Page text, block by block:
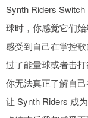
Synth Riders
球时，你感觉它们
感受到自己在掌控
过了能量球或者击
你无法真正了解自
让 Synth Riders 成